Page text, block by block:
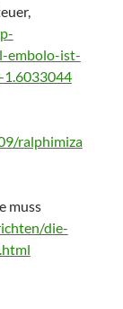
embolo-ist-
ralphimiza
muss
die-